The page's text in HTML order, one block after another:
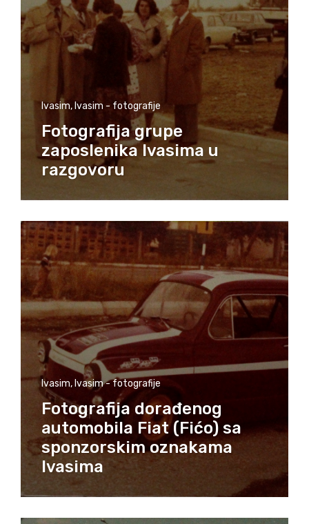
Ivasim, Ivasim - fotografije
Fotografija grupe
zaposlenika Ivasima u
razgovoru
Ivasim, Ivasim - fotografije
Fotografija dorađenog
automobila Fiat (Fićo) sa
sponzorskim oznakama
Ivasima